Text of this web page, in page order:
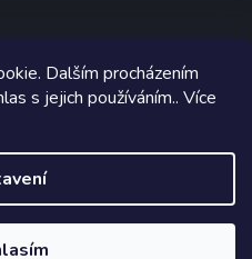
Dalším procházením
s jejich používáním.. Více
. Všechna práva vyhrazena.
implementoval
.